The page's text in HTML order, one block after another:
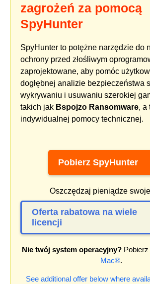
zagrożeń za pomocą
SpyHunter
SpyHunter to potężne narzędzie do
ochrony przed złośliwym
zaprojektowane, aby pomóc
dogłębnej analizie bezpieczeństwa
wykrywaniu i usuwaniu szerokiej
takich jak Bspojzo Ransomware, a
indywidualnej pomocy technicznej.
Pobierz SpyHunter
Oszczędzaj pieniądze
Oferta rabatowa na wiele
licencji
Nie twój system operacyjny? Pobierz
Mac®.
See additional offer below where